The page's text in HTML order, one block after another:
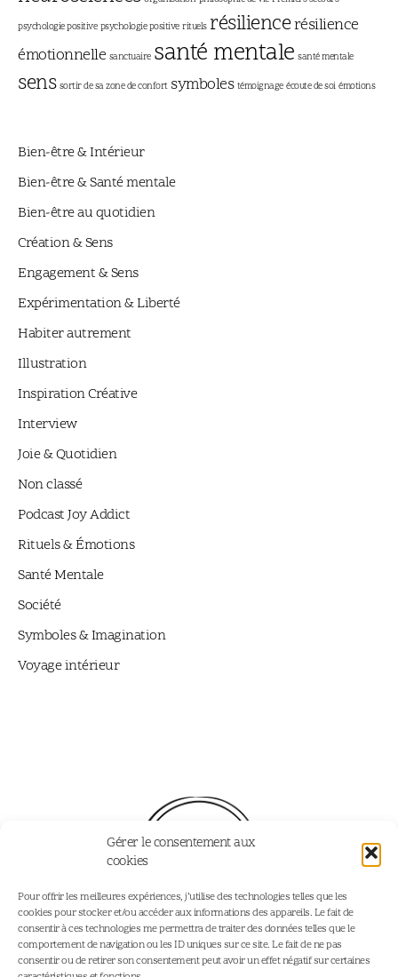
Gérer le consentement aux
cookies
Pour offrir les meilleures expériences, j’utilise des technologies telles que les
cookies pour stocker et/ou accéder aux informations des appareils. Le fait de
consentir à ces technologies me permettra de traiter des données telles que le
comportement de navigation ou les ID uniques sur ce site. Le fait de ne pas
consentir ou de retirer son consentement peut avoir un effet négatif sur certaines
psychologie positive psychologie positive rituels résiliencerésilience
émotionnelle sanctuaire santé mentale santé mentale
sens sortir de sa zone de confort symboles témoignage écoute de soi émotions
Bien-être & Intérieur
Bien-être & Santé mentale
Bien-être au quotidien
Création & Sens
Engagement & Sens
Expérimentation & Liberté
Habiter autrement
Illustration
Inspiration Créative
Interview
Joie & Quotidien
Non classé
Podcast Joy Addict
Rituels & Émotions
Santé Mentale
Société
Symboles & Imagination
Voyage intérieur
Accueil Podcast - Joy Addict